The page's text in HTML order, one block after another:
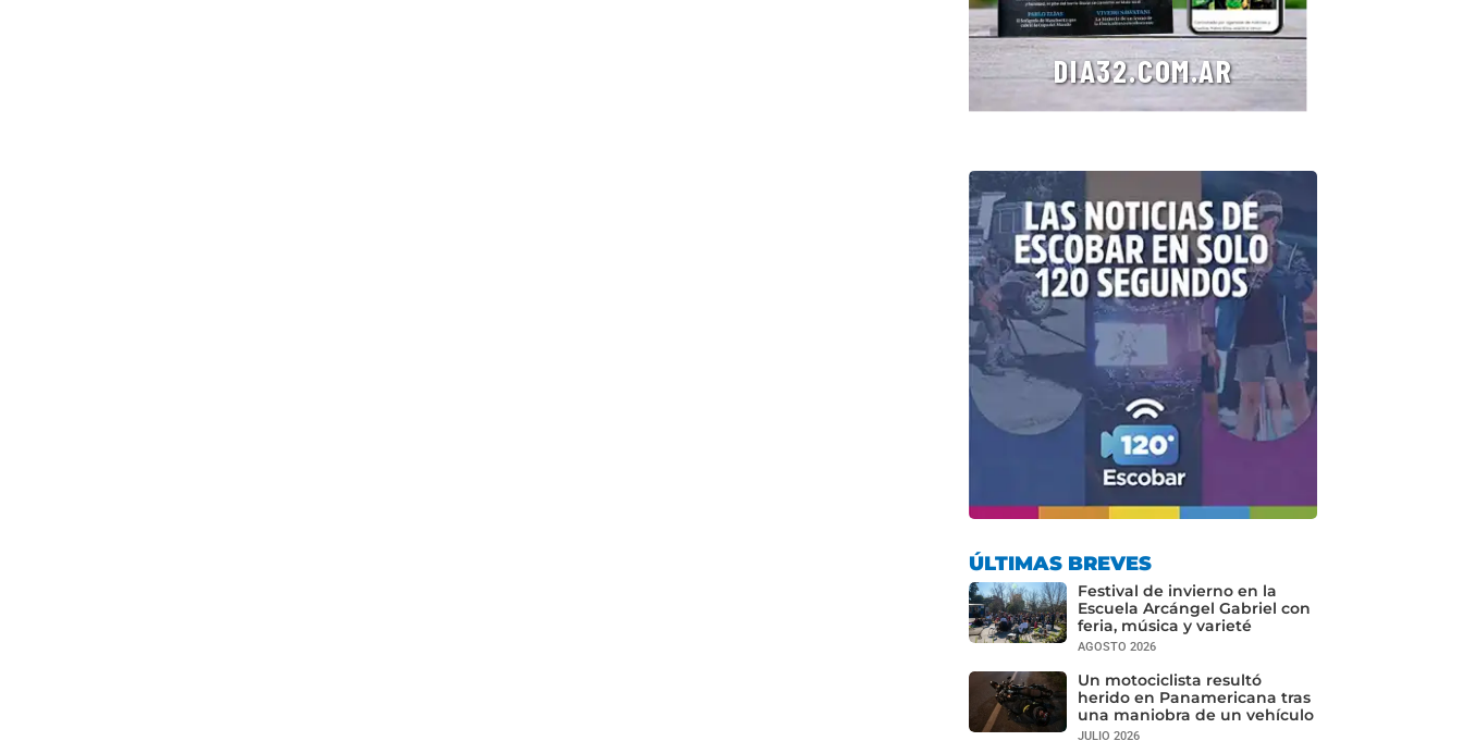
ÚLTIMAS BREVES
Festival de invierno en la
Escuela Arcángel Gabriel con
feria, música y varieté
AGOSTO 2026
Un motociclista resultó
herido en Panamericana tras
una maniobra de un vehículo
JULIO 2026